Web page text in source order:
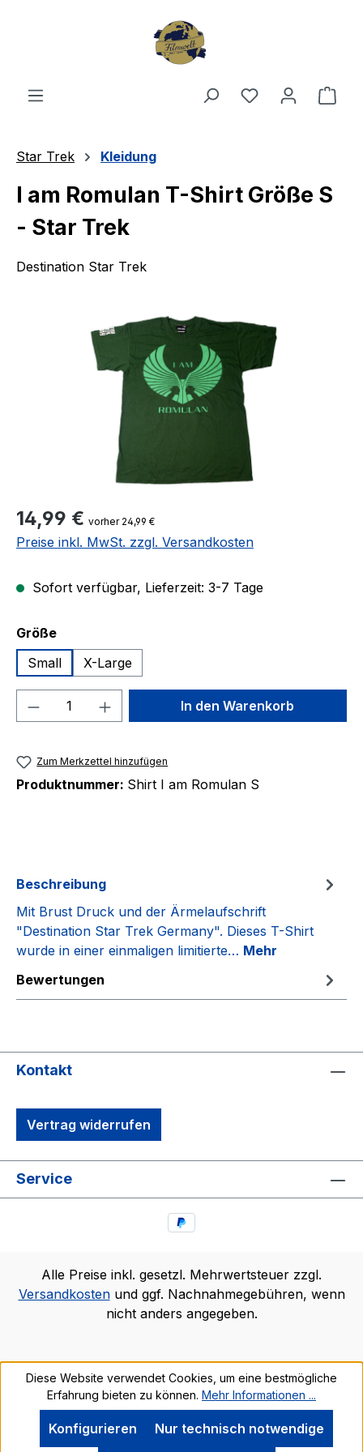
Du hast 0
Star Trek Kleidung
I am Romulan T-Shirt Größe S
- Star Trek
Destination Star Trek
Regulärer Preis:
14,99 € vorher 24,99 €
Preise inkl. MwSt. zzgl. Versandkosten
Sofort verfügbar, Lieferzeit: 3-7 Tage
Größeauswählen
Small
X-Large
Produkt Anzahl: Gib denIn den Warenkorb
Zum Merkzettel hinzufügen
Produktnummer: Shirt I am Romulan S
Beschreibung
Mit Brust Druck und der Ärmelaufschrift
"Destination Star Trek Germany". Dieses T-Shirt
wurde in einer einmaligen limitierte… Mehr
Bewertungen
Kontakt
Vertrag widerrufen
Service
Alle Preise inkl. gesetzl. Mehrwertsteuer zzgl.
Versandkostenund ggf. Nachnahmegebühren, wenn
nicht anders angegeben.
Diese Website verwendet Cookies, um eine bestmögliche
Erfahrung bieten zu können. Mehr Informationen ...
Nur technisch notwendige
Konfigurieren